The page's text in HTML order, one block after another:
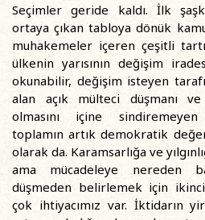
Seçimler geride kaldı. İlk
ortaya çıkan tabloya dönük
muhakemeler içeren çeşitli
ülkenin yarısının değişim
okunabilir, değişim isteyen
alan açık mülteci düşmanı
olmasını içine
toplamın artık demokratik
olarak da. Karamsarlığa ve
ama mücadeleye nereden
düşmeden belirlemek için
çok ihtiyacımız var. İktidarın